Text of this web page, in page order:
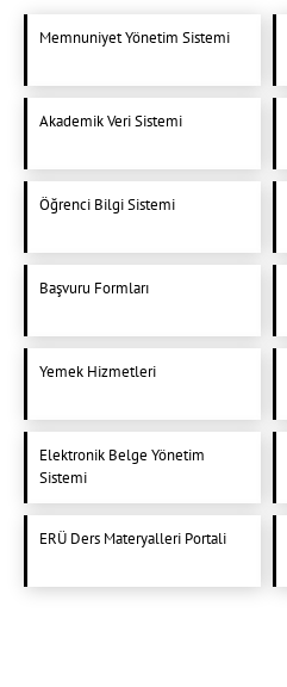
Memnuniyet Yönetim Sistemi
Akademik Veri Sistemi
Öğrenci Bilgi Sistemi
Başvuru Formları
Yemek Hizmetleri
Elektronik Belge Yönetim
Sistemi
ERÜ Ders Materyalleri Portali